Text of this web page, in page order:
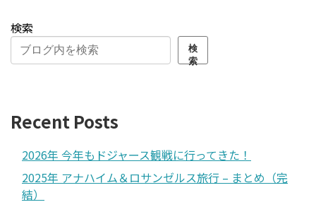
検索
検
索
Recent Posts
2026年 今年もドジャース観戦に行ってきた！
2025年 アナハイム＆ロサンゼルス旅行 – まとめ（完
結）